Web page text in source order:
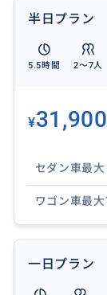
【蘭陽博物館】
まるで半分が
空が映る建物
(入場はありま
おすすめ
半日プラン
5.5時間 2〜7人
¥31,900
セダン車最大
ワゴン車最大
一日プラン